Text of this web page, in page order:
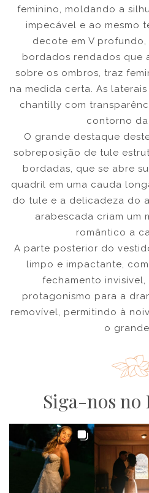
feminino, moldando a
impecável e ao mesmo
decote em V
bordados rendados que
sobre os ombros, traz
na medida certa. As
chantilly com
contorno
O grande destaque
sobreposição de tule
bordadas, que se abre
quadril em uma cauda
do tule e a delicadeza do
arabescada criam um
romântico a
A parte posterior do
limpo e impactante,
fechamento
protagonismo para a
removível, permitindo à
o
Siga-nos